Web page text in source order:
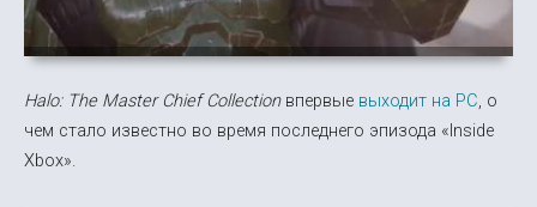
Halo: The Master Chief Collection впервые выходит на PC, о
чем стало известно во время последнего эпизода «Inside
Xbox».